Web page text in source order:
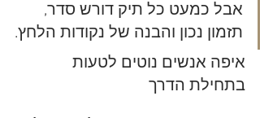
אבל כמעט כל תיק דורש סדר,
תזמון נכון והבנה של נקודות הלחץ.
איפה אנשים נוטים לטעות
בתחילת הדרך